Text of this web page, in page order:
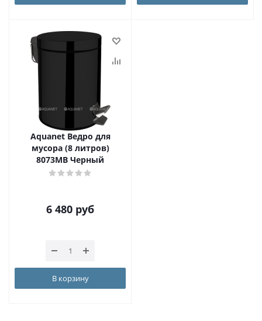
Aquanet Ведро для
мусора (8 литров)
8073MB Черный
6 480 руб
В корзину